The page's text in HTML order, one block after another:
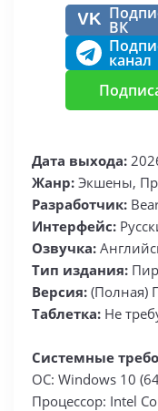
VK ВК
канал
Дата выхода:
Жанр: Экшены,
Разработчик:
Интерфейс:
Озвучка:
Тип издания:
Версия: (Полная)
Таблетка: Не
Системные
ОС: Windows 10
Процессор: Intel